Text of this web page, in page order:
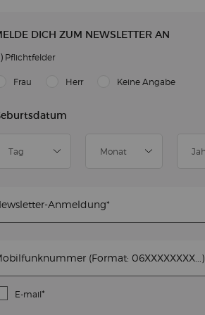
DICH ZUM NEWSLETTER AN
Pflichtfelder
Frau Herr Keine Angabe
Anmeldung*
(Format: 06XXXXXXXX...)
E-mail*